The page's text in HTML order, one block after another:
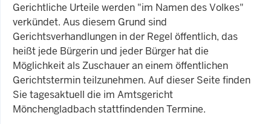
Gerichtliche Urteile werden "im Namen des Volkes"
verkündet. Aus diesem Grund sind
Gerichtsverhandlungen in der Regel öffentlich, das
heißt jede Bürgerin und jeder Bürger hat die
Möglichkeit als Zuschauer an einem öffentlichen
Gerichtstermin teilzunehmen. Auf dieser Seite finden
Sie tagesaktuell die im Amtsgericht
Mönchengladbach stattfindenden Termine.